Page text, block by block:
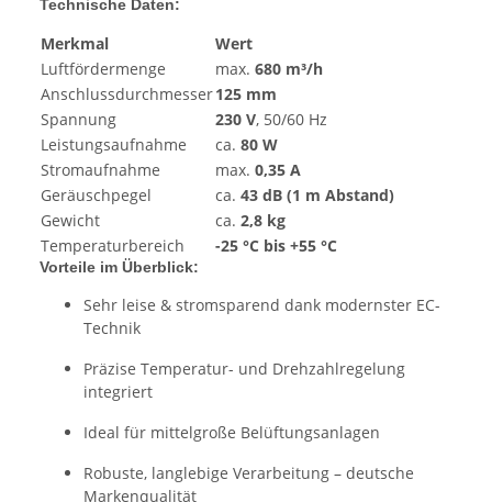
Technische Daten:
Merkmal
Wert
Luftfördermenge
max. 680 m³/h
Anschlussdurchmesser125 mm
Spannung
230 V, 50/60 Hz
Leistungsaufnahme
ca. 80 W
Stromaufnahme
max. 0,35 A
Geräuschpegel
ca. 43 dB (1 m Abstand)
Gewicht
ca. 2,8 kg
Temperaturbereich
-25 °C bis +55 °C
Vorteile im Überblick:
Sehr leise & stromsparend dank modernster EC-
Technik
Präzise Temperatur- und Drehzahlregelung
integriert
Ideal für mittelgroße Belüftungsanlagen
Robuste, langlebige Verarbeitung – deutsche
Markenqualität